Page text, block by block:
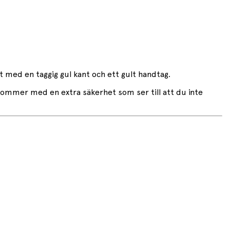
en taggig gul kant och ett gult handtag.
med en extra säkerhet som ser till att du inte